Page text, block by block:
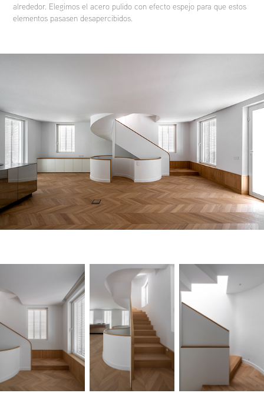
alrededor. Elegimos el acero pulido con efecto espejo para que estos
elementos pasasen desapercibidos.